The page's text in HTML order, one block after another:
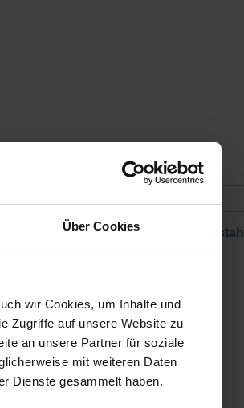
Über Cookies
wir Cookies, um Inhalte und
Zugriffe auf unsere Website zu
an unsere Partner für soziale
mit weiteren Daten
Dienste gesammelt haben.
Zubehör Band Schwarz Edelstahl